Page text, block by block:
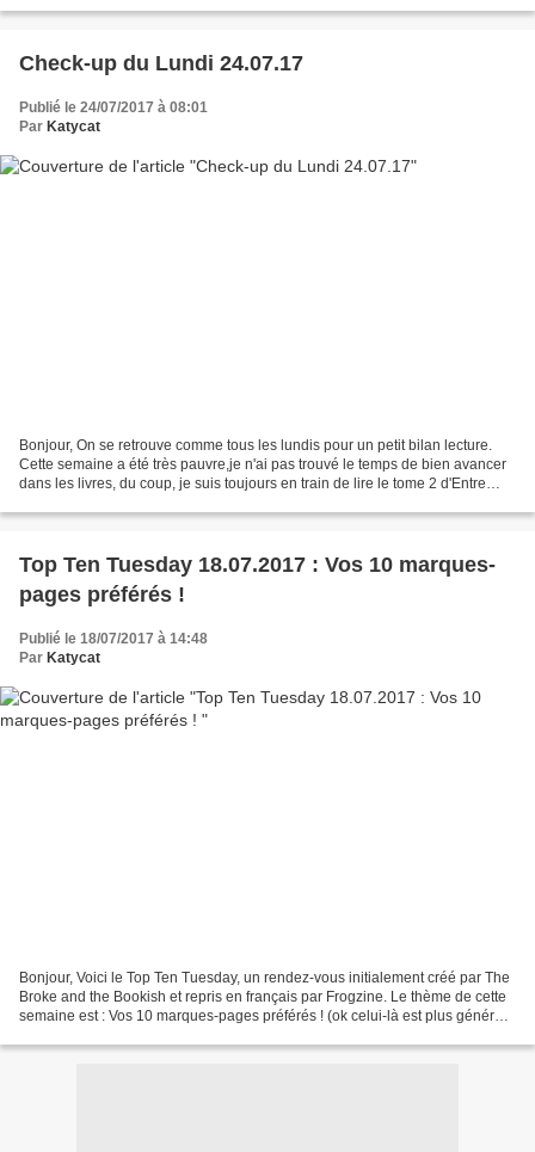
Check-up du Lundi 24.07.17
Publié le 24/07/2017 à 08:01
Par Katycat
Bonjour, On se retrouve comme tous les lundis pour un petit bilan lecture.
Cette semaine a été très pauvre,je n'ai pas trouvé le temps de bien avancer
dans les livres, du coup, je suis toujours en train de lire le tome 2 d'Entre
Top Ten Tuesday 18.07.2017 : Vos 10 marques-
pages préférés !
Publié le 18/07/2017 à 14:48
Par Katycat
Bonjour, Voici le Top Ten Tuesday, un rendez-vous initialement créé par The
Broke and the Bookish et repris en français par Frogzine. Le thème de cette
semaine est : Vos 10 marques-pages préférés ! (ok celui-là est plus général,